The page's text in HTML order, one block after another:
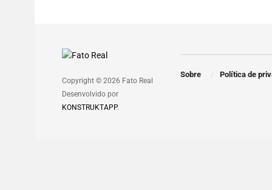
Copyright © 2026 Fato Real
Desenvolvido por
KONSTRUKTAPP.
Sobre Política de